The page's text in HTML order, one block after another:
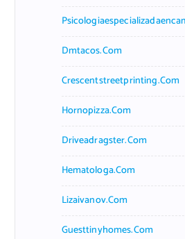
Dmtacos.com
Crescentstreetprinting.com
Hornopizza.com
Driveadragster.com
Hematologa.com
Lizaivanov.com
Guesttinyhomes.com